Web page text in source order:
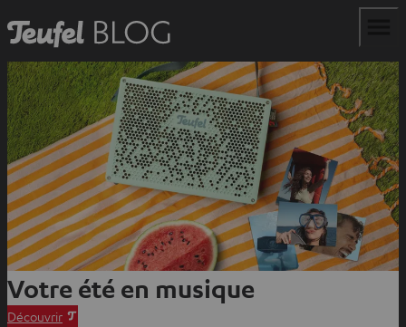
Votre été en musique
Découvrir
O